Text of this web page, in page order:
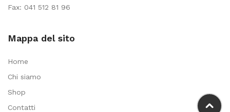
Fax: 041 512 81 96
Mappa del sito
Home
Chi siamo
Shop
Contatti